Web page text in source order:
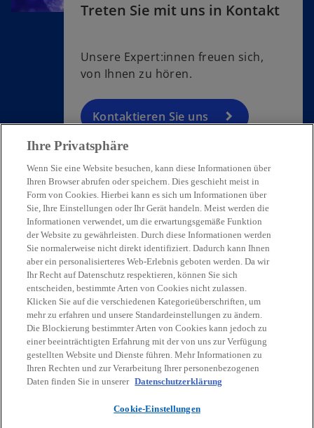
Treten Sie mit uns in Kontakt
Unsere Expert:innen freuen sich,
von Ihnen zu hören.
Kontaktieren Sie uns
Kontakt
Aktuelles
Karriere
w
i
r
d
w
i
r
d
n
w
i
r
d
n
w
i
r
d
w
i
r
Rechtliche HinweiseDatenschutz BarrierefreiheitHilfeImpressum
Steuerberatungsgesellschaft, eine österreichische Gesellschaft mit
Ihre Privatsphäre
Wenn Sie eine Website besuchen, kann diese Informationen über
Ihren Browser abrufen oder speichern. Dies geschieht meist in
Form von Cookies. Hierbei kann es sich um Informationen über
Sie, Ihre Einstellungen oder Ihr Gerät handeln. Meist werden die
Informationen verwendet, um die erwartungsgemäße Funktion
der Website zu gewährleisten. Durch diese Informationen werden
Sie normalerweise nicht direkt identifiziert. Dadurch kann Ihnen
aber ein personalisierteres Web-Erlebnis geboten werden. Da wir
Ihr Recht auf Datenschutz respektieren, können Sie sich
entscheiden, bestimmte Arten von Cookies nicht zulassen.
Klicken Sie auf die verschiedenen Kategorieüberschriften, um
mehr zu erfahren und unsere Standardeinstellungen zu ändern.
Die Blockierung bestimmter Arten von Cookies kann jedoch zu
einer beeinträchtigten Erfahrung mit der von uns zur Verfügung
gestellten Website und Dienste führen. Mehr Informationen zu
Ihren Rechten und zur Verarbeitung Ihrer personenbezogenen
Daten finden Sie in unserer Datenschutzerklärung
Cookie-Einstellungen